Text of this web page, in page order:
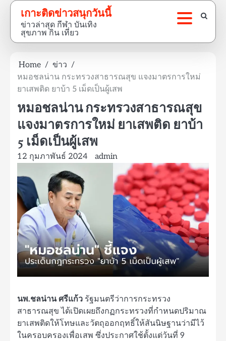
Skip
content
เกาะติดข่าวสนุกวันนี้
ข่าวล่าสุด กีฬา บันเทิง
สุขภาพ กิน เที่ยว
Home
ข่าว
หมอชลน่าน กระทรวงสาธารณสุข แจงมาตรการใหม่
ยาเสพติด ยาบ้า 5 เม็ดเป็นผู้เสพ
หมอชลน่าน กระทรวงสาธารณสุข
แจงมาตรการใหม่ ยาเสพติด ยาบ้า
5 เม็ดเป็นผู้เสพ
12 กุมภาพันธ์ 2024 admin
นพ.ชลน่าน ศรีแก้ว รัฐมนตรีว่าการกระทรวง
สาธารณสุข ได้เปิดเผยถึงกฏกระทรวงที่กำหนดปริมาณ
ยาเสพติดให้โทษและวัตถุออกฤทธิ์ให้สันนิษฐานว่ามีไว้
ในครอบครองเพื่อเสพ ซึ่งประกาศใช้ตั้งแต่วันที่ 9